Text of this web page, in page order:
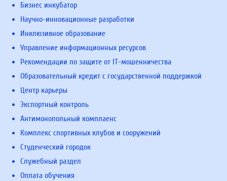
Бизнес инкубатор
Научно-инновационные разработки
Инклюзивное образование
Управление информационных ресурсов
Рекомендации по защите от IT-мошенничества
Образовательный кредит с государственной поддержкой
Центр карьеры
Экспортный контроль
Антимонопольный комплаенс
Комплекс спортивных клубов и сооружений
Студенческий городок
Служебный раздел
Оплата обучения